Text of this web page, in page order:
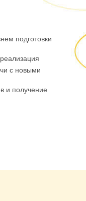
подготовки
с новыми
и получение